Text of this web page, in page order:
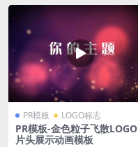
PR模板 LOGO标志
PR模板-金色粒子飞散LOGO
片头展示动画模板